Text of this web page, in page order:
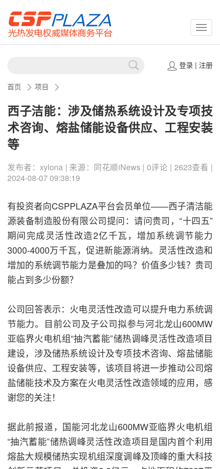
登录| 注册
首页 项目
西子洁能：涉及储热系统设计及专项技
术咨询、熔盐储能设备供应、工程安装
等
发布者：xylona | 来源：同花顺iNews | 0评论 | 2623查看 |
2024-08-07 09:38:19
有投资者向CSPPLAZA平台会员单位——西子清洁能
源装备制造股份有限公司提问：请问贵司，“十四五”
期间完成灵活性改造2亿千瓦，增加系统调节能力
3000-4000万千瓦，促进新能源消纳。灵活性改造和
增加的系统调节能力是叠加的吗？价值多少钱？贵司
能占到多少份额？
公司回答表示：火电灵活性改造可以提升电力系统调
节能力。目前公司及子公司拟参与河北龙山600MW
亚临界火电机组“抽汽蓄能”储热调峰灵活性改造项目
建设，涉及储热系统设计及专项技术咨询、熔盐储能
设备供应、工程安装等，该项目将进一步推动公司熔
盐储能技术及方案在火电灵活性改造领域的应用，感
谢您的关注！
据此前报道，国能河北龙山600MW亚临界火电机组
“抽汽蓄能”储热调峰灵活性改造项目是国内首个利用
熔盐大规模储热实现机组深度调峰及顶峰的重大科技